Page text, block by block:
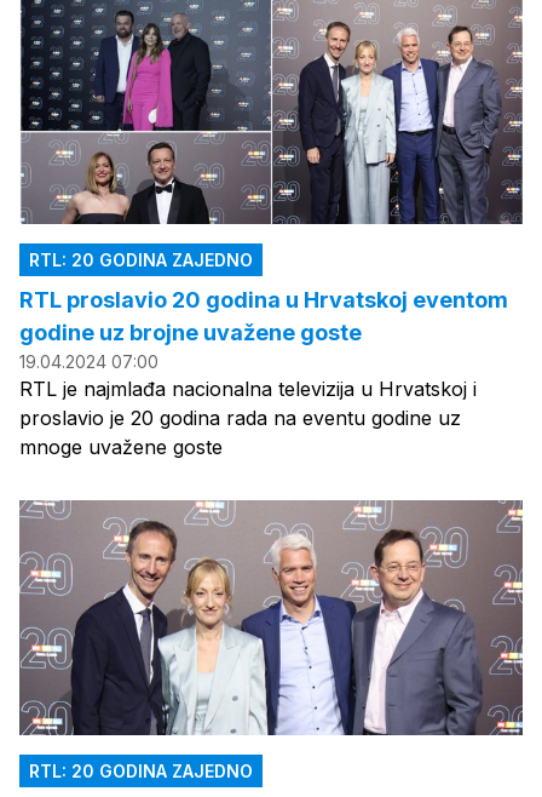
RTL: 20 GODINA ZAJEDNO
RTL proslavio 20 godina u Hrvatskoj eventom
godine uz brojne uvažene goste
19.04.2024 07:00
RTL je najmlađa nacionalna televizija u Hrvatskoj i
proslavio je 20 godina rada na eventu godine uz
mnoge uvažene goste
RTL: 20 GODINA ZAJEDNO